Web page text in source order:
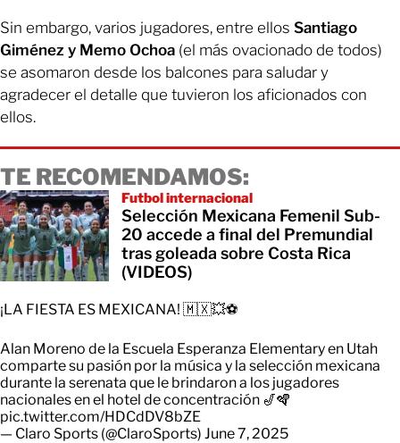
Sin embargo, varios jugadores, entre ellos Santiago
Giménez y Memo Ochoa (el más ovacionado de todos)
se asomaron desde los balcones para saludar y
agradecer el detalle que tuvieron los aficionados con
ellos.
TE RECOMENDAMOS:
Futbol internacional
Selección Mexicana Femenil Sub-
20 accede a final del Premundial
tras goleada sobre Costa Rica
(VIDEOS)
¡LA FIESTA ES MEXICANA! 🇲🇽💥⚽
Alan Moreno de la Escuela Esperanza Elementary en Utah
comparte su pasión por la música y la selección mexicana
durante la serenata que le brindaron a los jugadores
nacionales en el hotel de concentración 🎷🪇
pic.twitter.com/HDCdDV8bZE
— Claro Sports (@ClaroSports) June 7, 2025